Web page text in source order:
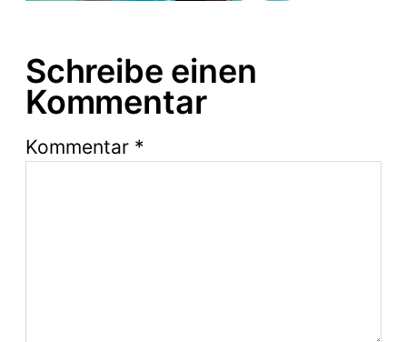
Schreibe einen
Kommentar
Kommentar *